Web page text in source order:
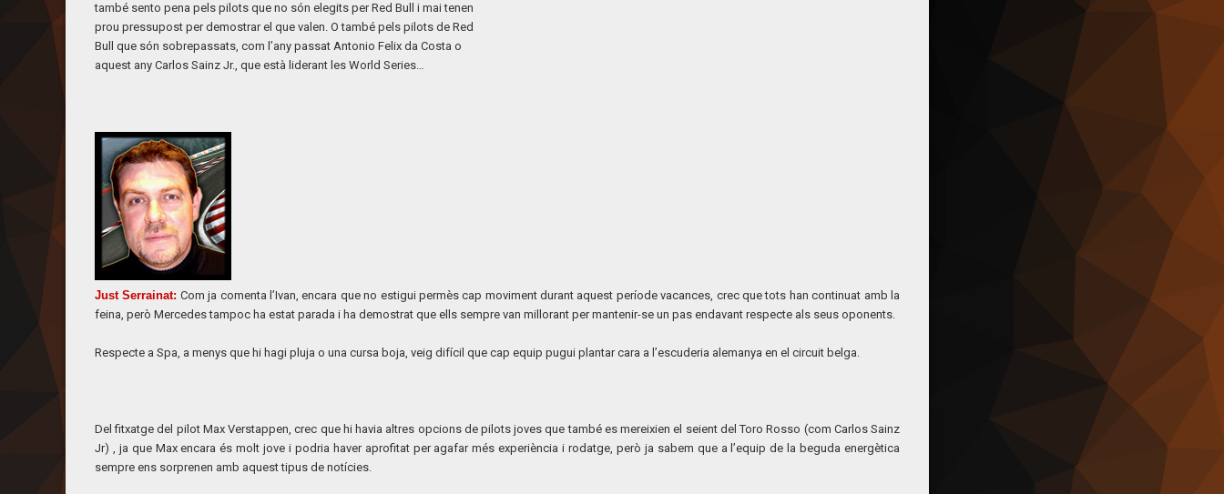
també sento pena pels pilots que no són elegits per Red Bull i mai tenen
prou pressupost per demostrar el que valen. O també pels pilots de Red
Bull que són sobrepassats, com l’any passat Antonio Felix da Costa o
aquest any Carlos Sainz Jr., que està liderant les World Series…
Just Serrainat: Com ja comenta l’Ivan, encara que no estigui permès cap moviment durant aquest període vacances, crec que tots han continuat amb la
feina, però Mercedes tampoc ha estat parada i ha demostrat que ells sempre van millorant per mantenir-se un pas endavant respecte als seus oponents.
Respecte a Spa, a menys que hi hagi pluja o una cursa boja, veig difícil que cap equip pugui plantar cara a l’escuderia alemanya en el circuit belga.
Del fitxatge del pilot Max Verstappen, crec que hi havia altres opcions de pilots joves que també es mereixien el seient del Toro Rosso (com Carlos Sainz
Jr) , ja que Max encara és molt jove i podria haver aprofitat per agafar més experiència i rodatge, però ja sabem que a l’equip de la beguda energètica
sempre ens sorprenen amb aquest tipus de notícies.